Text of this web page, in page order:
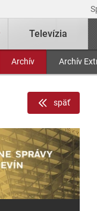
Televízia
Archív Archív
späť